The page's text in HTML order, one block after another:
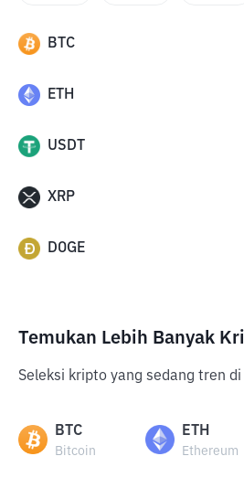
BTC
ETH
USDT
XRP
DOGE
Temukan Lebih Banyak
Seleksi kripto yang sedang tren
BTC
Bitcoin
ETH
Ethereum